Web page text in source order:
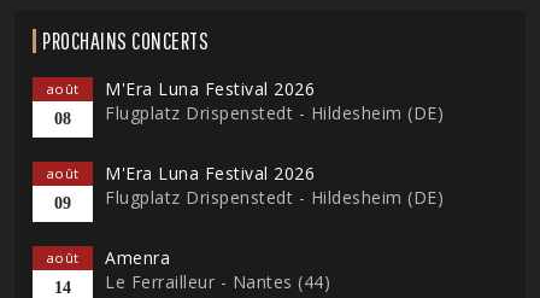
PROCHAINS CONCERTS
août
08
M'Era Luna Festival 2026
Flugplatz Drispenstedt - Hildesheim (DE)
août
09
M'Era Luna Festival 2026
Flugplatz Drispenstedt - Hildesheim (DE)
août
14
Amenra
Le Ferrailleur - Nantes (44)